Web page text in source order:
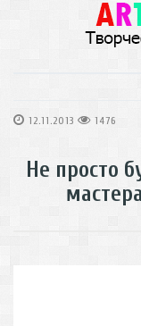
12.11.2013 1476
Не просто